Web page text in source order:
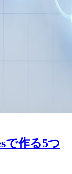
で作る5つ